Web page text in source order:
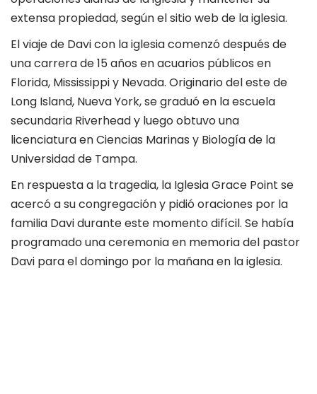
extensa propiedad, según el sitio web de la iglesia.
El viaje de Davi con la iglesia comenzó después de
una carrera de 15 años en acuarios públicos en
Florida, Mississippi y Nevada. Originario del este de
Long Island, Nueva York, se graduó en la escuela
secundaria Riverhead y luego obtuvo una
licenciatura en Ciencias Marinas y Biología de la
Universidad de Tampa.
En respuesta a la tragedia, la Iglesia Grace Point se
acercó a su congregación y pidió oraciones por la
familia Davi durante este momento difícil. Se había
programado una ceremonia en memoria del pastor
Davi para el domingo por la mañana en la iglesia.